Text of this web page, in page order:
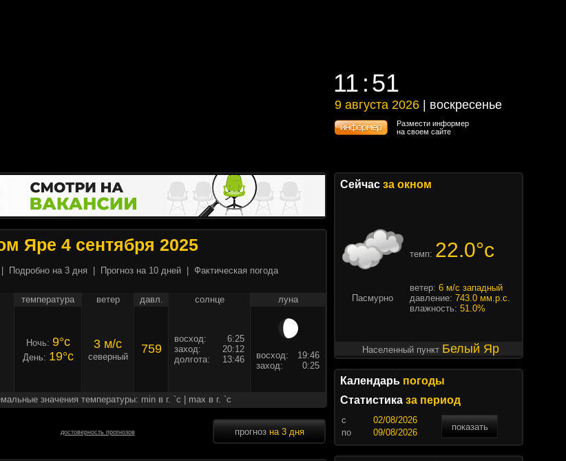
11 :51
11 :51
9 августа 2026 | воскресенье
9 августа 2026 | воскресенье
Размести информер
на своем сайте
Яре 4 сентября 2025
Подробно на 3 дня Прогноз на 10 дней Фактическая погода
температура ветер давл. солнце луна
Ночь: 9°c
День: 19°c
3 м/c
северный
759
восход:
6:25
заход:
20:12
долгота:
13:46 восход:
19:46
заход:
0:25
значения температуры: min в г. `c | max в г. `c
достоверность прогнозов прогноз на 3 дня
Сейчас за окном
темп: 22.0°c
Пасмурно
ветер: 6 м/с западный
давление: 743.0 мм.р.с.
влажность: 51.0%
Населенный пункт Белый Яр
Календарь погоды
Статистика за период
c
показать
по